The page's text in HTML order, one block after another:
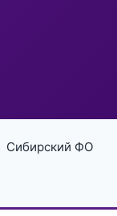
Сибирский ФО